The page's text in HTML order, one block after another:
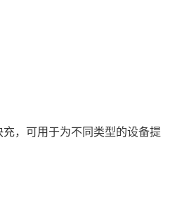
，可用于为不同类型的设备提